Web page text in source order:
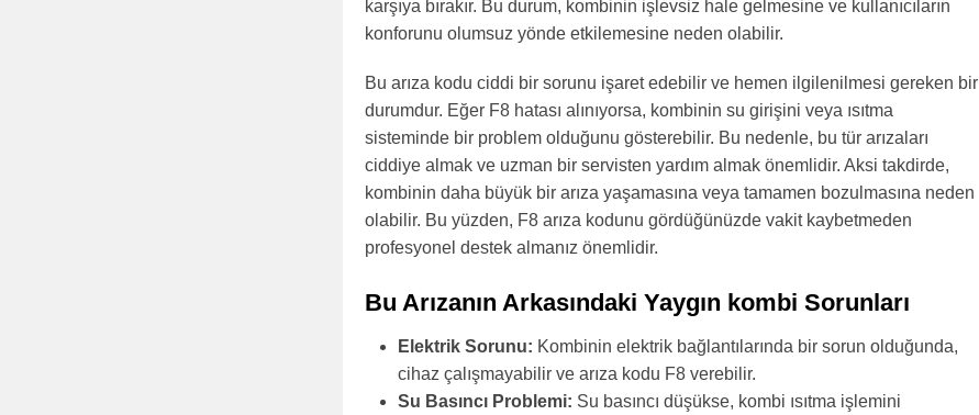
karşıya bırakır. Bu durum, kombinin işlevsiz hale gelmesine ve kullanıcıların
konforunu olumsuz yönde etkilemesine neden olabilir.
Bu arıza kodu ciddi bir sorunu işaret edebilir ve hemen ilgilenilmesi gereken bir
durumdur. Eğer F8 hatası alınıyorsa, kombinin su girişini veya ısıtma
sisteminde bir problem olduğunu gösterebilir. Bu nedenle, bu tür arızaları
ciddiye almak ve uzman bir servisten yardım almak önemlidir. Aksi takdirde,
kombinin daha büyük bir arıza yaşamasına veya tamamen bozulmasına neden
olabilir. Bu yüzden, F8 arıza kodunu gördüğünüzde vakit kaybetmeden
profesyonel destek almanız önemlidir.
Bu Arızanın Arkasındaki Yaygın kombi Sorunları
Elektrik Sorunu: Kombinin elektrik bağlantılarında bir sorun olduğunda,
cihaz çalışmayabilir ve arıza kodu F8 verebilir.
Su Basıncı Problemi: Su basıncı düşükse, kombi ısıtma işlemini